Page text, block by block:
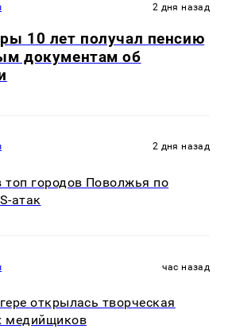
2 дня назад
10 лет получал пенсию
документам об
2 дня назад
городов Поволжья по
атак
час назад
открылась творческая
медийщиков